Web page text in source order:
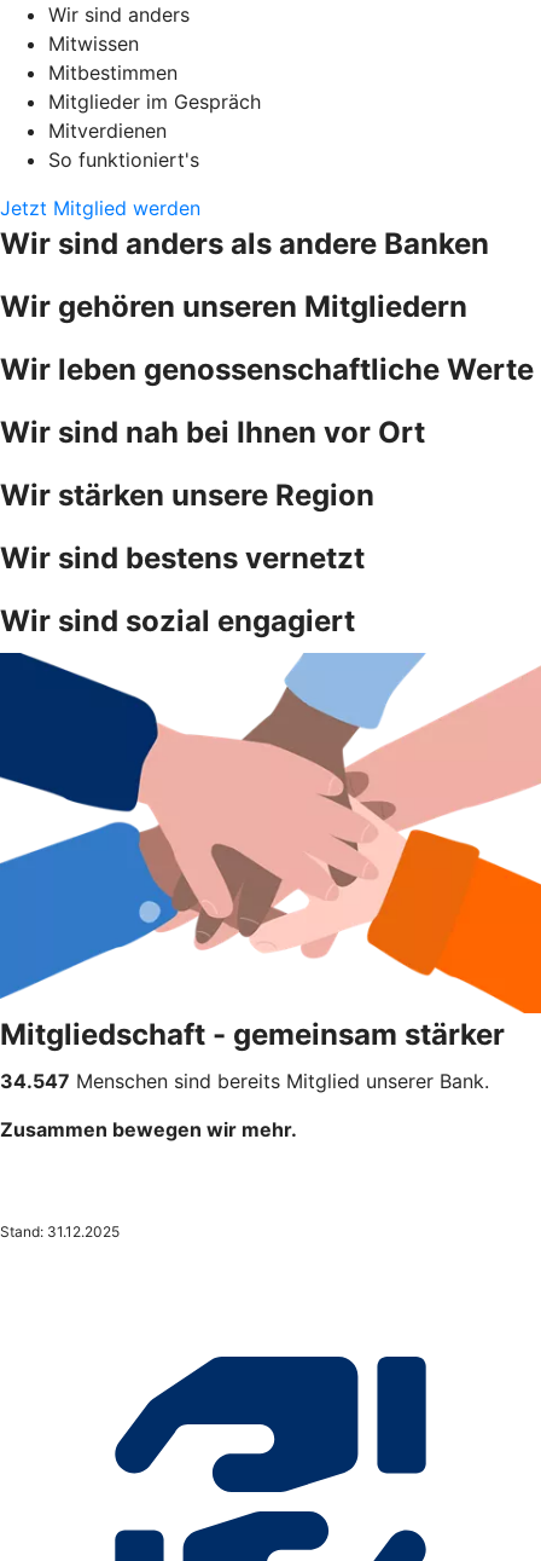
Wir sind anders
Mitwissen
Mitbestimmen
Mitglieder im Gespräch
Mitverdienen
So funktioniert's
Jetzt Mitglied werden
Wir sind anders als andere Banken
Wir gehören unseren Mitgliedern
Wir leben genossenschaftliche Werte
Wir sind nah bei Ihnen vor Ort
Wir stärken unsere Region
Wir sind bestens vernetzt
Wir sind sozial engagiert
Mitgliedschaft - gemeinsam stärker
34.547 Menschen sind bereits Mitglied unserer Bank.
Zusammen bewegen wir mehr.
Stand: 31.12.2025